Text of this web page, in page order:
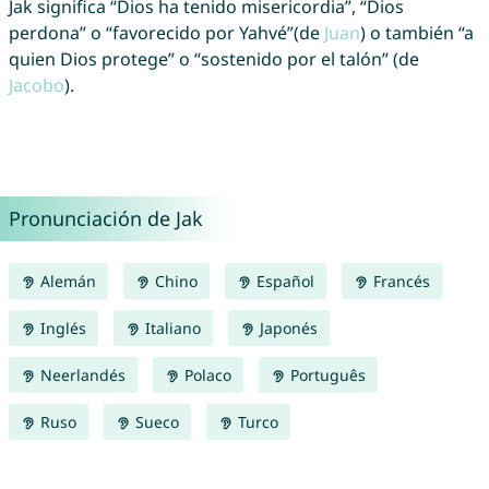
Jak significa “Dios ha tenido misericordia”, “Dios
perdona” o “favorecido por Yahvé”(de Juan) o también “a
quien Dios protege” o “sostenido por el talón” (de
Jacobo).
Pronunciación de Jak
Alemán Chino Español Francés
Inglés Italiano Japonés
Neerlandés Polaco Português
Ruso Sueco Turco